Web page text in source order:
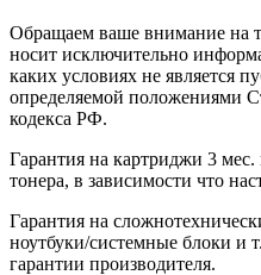
Обращаем ваше внимание на
носит исключительно
каких условиях не является
определяемой положениями
кодекса РФ.
Гарантия на картриджи 3
тонера, в зависимости что
Гарантия на
ноутбуки/системные блоки и
гарантии производителя.